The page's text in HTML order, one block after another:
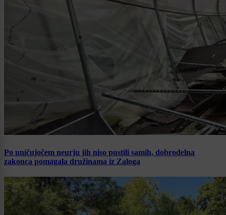
Po uničujočem neurju jih niso pustili samih, dobrodelna
zakonca pomagala družinama iz Zaloga